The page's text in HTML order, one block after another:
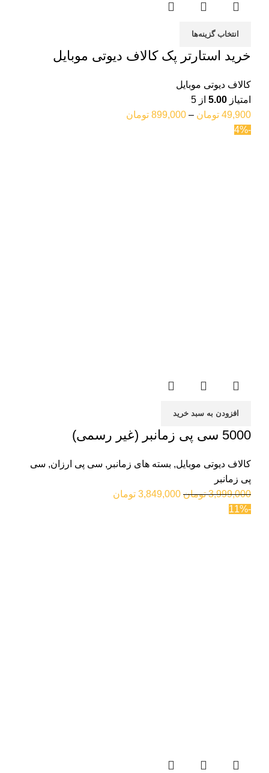
انتخاب گزینه‌ها
خرید استارتر پک کالاف دیوتی موبایل
کالاف دیوتی موبایل
امتیاز 5.00 از 5
49,900 تومان –
899,000 تومان
-4%
افزودن به سبد خرید
5000 سی پی زمانبر (غیر رسمی)
کالاف دیوتی موبایل, بسته های زمانبر , سی پی ارزان, سی
پی زمانبر
3,999,000 تومان 3,849,000 تومان
-11%